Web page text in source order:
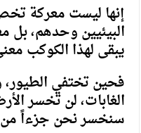
إنها ليست معركة
البيئيين وحدهم، بل
يبقى لهذا الكوكب
فحين تختفي
الغابات، لن تخسر
سنخسر نحن جزءاً من